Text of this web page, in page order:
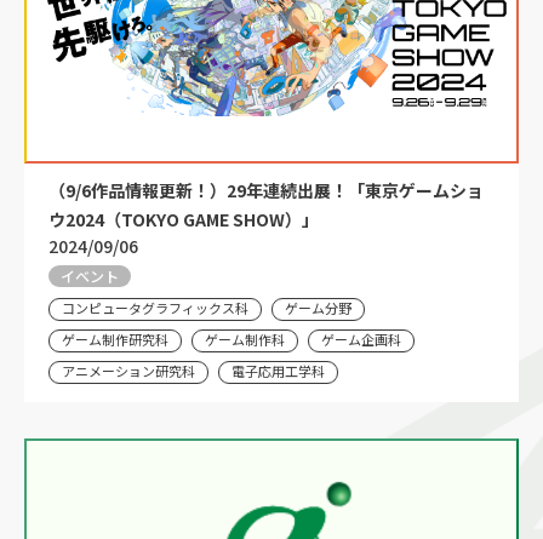
（9/6作品情報更新！）29年連続出展！「東京ゲームショ
ウ2024（TOKYO GAME SHOW）」
2024/09/06
イベント
コンピュータグラフィックス科
ゲーム分野
ゲーム制作研究科
ゲーム制作科
ゲーム企画科
アニメーション研究科
電子応用工学科